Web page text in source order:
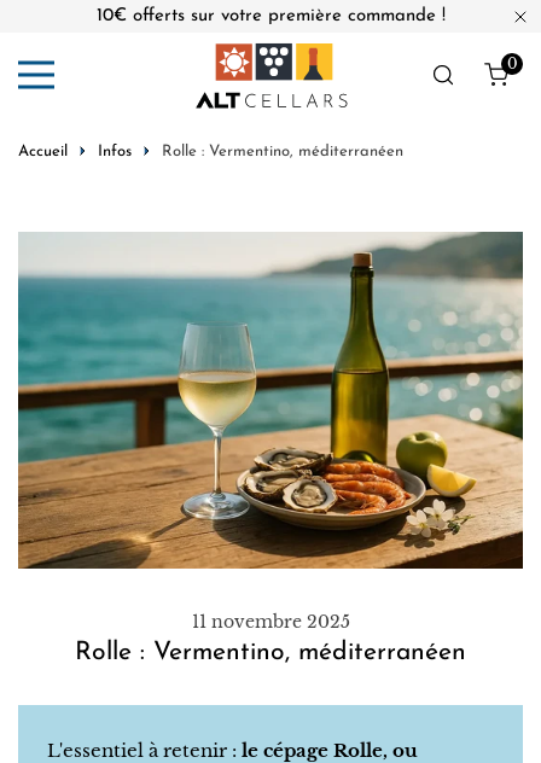
10€ offerts sur votre première commande !
0
Accueil Infos Rolle : Vermentino, méditerranéen
11 novembre 2025
Rolle : Vermentino, méditerranéen
L'essentiel à retenir : le cépage Rolle, ou